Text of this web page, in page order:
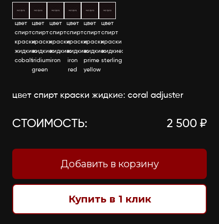
цвет
спирт
краски
жидкие:
cobalt
цвет
спирт
краски
жидкие:
iridium
green
цвет
спирт
краски
жидкие:
iron
цвет
спирт
краски
жидкие:
iron
red
цвет
спирт
краски
жидкие:
prime
yellow
цвет
спирт
краски
жидкие:
sterling
цвет спирт краски жидкие: coral adjuster
СТОИМОСТЬ: 2 500 ₽
Добавить в корзину
Купить в 1 клик